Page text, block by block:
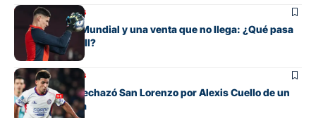
Mercado de pases
Entre su gran Mundial y una venta que no llega: ¿Qué pasa
con Orlando Gill?
Mercado de pases
La oferta que rechazó San Lorenzo por Alexis Cuello de un
club de España